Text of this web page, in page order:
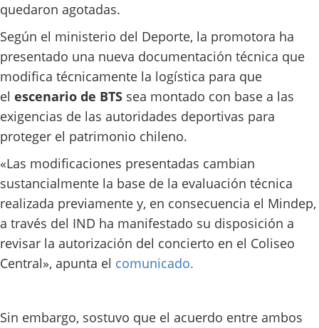
quedaron agotadas.
Según el ministerio del Deporte, la promotora ha
presentado una nueva documentación técnica que
modifica técnicamente la logística para que
el escenario de BTS sea montado con base a las
exigencias de las autoridades deportivas para
proteger el patrimonio chileno.
«Las modificaciones presentadas cambian
sustancialmente la base de la evaluación técnica
realizada previamente y, en consecuencia el Mindep,
a través del IND ha manifestado su disposición a
revisar la autorización del concierto en el Coliseo
Central», apunta el comunicado.
Sin embargo, sostuvo que el acuerdo entre ambos